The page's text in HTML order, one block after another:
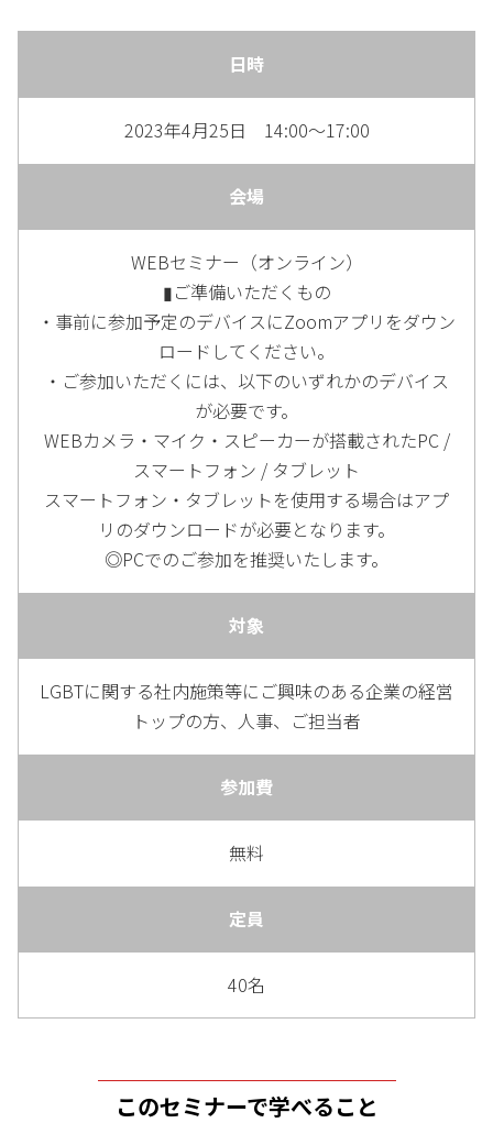
日時
2023年4月25日 14:00～17:00
会場
WEBセミナー（オンライン）
▮ご準備いただくもの
・事前に参加予定のデバイスにZoomアプリをダウン
ロードしてください。
・ご参加いただくには、以下のいずれかのデバイス
が必要です。
WEBカメラ・マイク・スピーカーが搭載されたPC /
スマートフォン / タブレット
スマートフォン・タブレットを使用する場合はアプ
リのダウンロードが必要となります。
◎PCでのご参加を推奨いたします。
対象
LGBTに関する社内施策等にご興味のある企業の経営
トップの方、人事、ご担当者
参加費
無料
定員
40名
このセミナーで学べること